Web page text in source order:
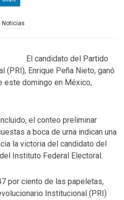
Noticias
El candidato del Partido
(PRI), Enrique Peña Nieto, ganó
este domingo en México,
el conteo preliminar
a boca de urna indican una
la victoria del candidato del
Instituto Federal Electoral.
por ciento de las papeletas,
Institucional (PRI)